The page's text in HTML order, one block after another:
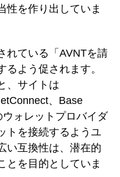
性を作り出していま
れている「AVNTを請
よう促されます。
、サイトは
、Base
ォレットプロバイダ
トを接続するようユ
い互換性は、潜在的
とを目的としていま